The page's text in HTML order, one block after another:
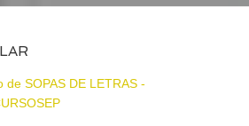
de SOPAS DE LETRAS -